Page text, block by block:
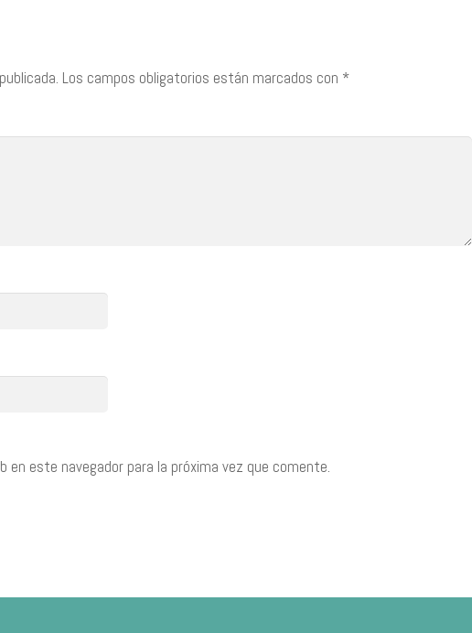
Los campos obligatorios están marcados con *
en este navegador para la próxima vez que comente.